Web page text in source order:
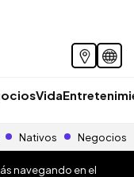
Vida
Nativos Negocios
navegando en el